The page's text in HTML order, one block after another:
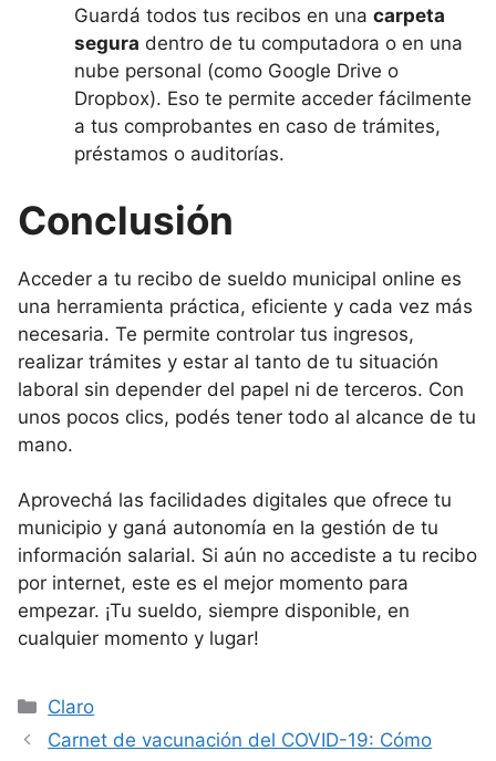
Guardá todos tus recibos en una carpeta
segura dentro de tu computadora o en una
nube personal (como Google Drive o
Dropbox). Eso te permite acceder fácilmente
a tus comprobantes en caso de trámites,
préstamos o auditorías.
Conclusión
Acceder a tu recibo de sueldo municipal online es
una herramienta práctica, eficiente y cada vez más
necesaria. Te permite controlar tus ingresos,
realizar trámites y estar al tanto de tu situación
laboral sin depender del papel ni de terceros. Con
unos pocos clics, podés tener todo al alcance de tu
mano.
Aprovechá las facilidades digitales que ofrece tu
municipio y ganá autonomía en la gestión de tu
información salarial. Si aún no accediste a tu recibo
por internet, este es el mejor momento para
empezar. ¡Tu sueldo, siempre disponible, en
cualquier momento y lugar!
Categorías
Claro
Carnet de vacunación del COVID-19: Cómo